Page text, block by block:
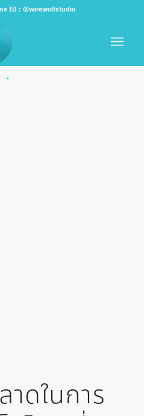
ID : @wirewolfstudio
ดในการ